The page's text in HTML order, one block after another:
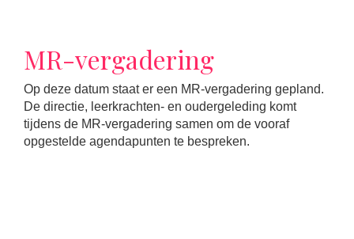
MR-vergadering
Op deze datum staat er een MR-vergadering gepland.
De directie, leerkrachten- en oudergeleding komt
tijdens de MR-vergadering samen om de vooraf
opgestelde agendapunten te bespreken.